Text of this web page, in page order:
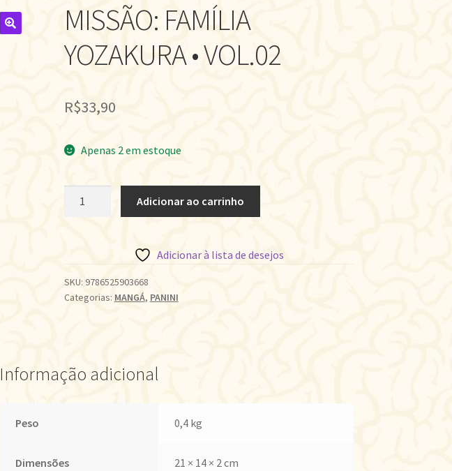
MISSÃO: FAMÍLIA
YOZAKURA • VOL.02
R$33,90
Apenas 2 em estoque
quantidade
Adicionar ao carrinho
Adicionar à lista de desejos
SKU: 9786525903668
Categorias: MANGÁ, PANINI
Informação adicional
Peso 0,4 kg
Dimensões 21 × 14 × 2 cm